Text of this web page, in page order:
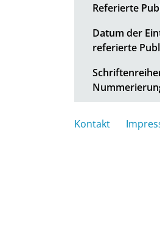
Referierte
Datum der
referierte
Kontakt